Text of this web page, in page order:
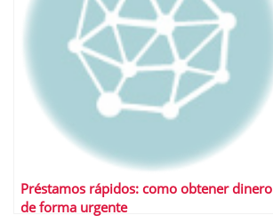
Préstamos rápidos: como obtener dinero
de forma urgente